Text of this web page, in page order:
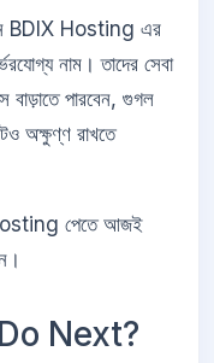
BDIX Hosting এর
নাম। তাদের সেবা
বাড়াতে পারবেন, গুগল
অক্ষুণ্ণ রাখতে
পেতে আজই
Next?